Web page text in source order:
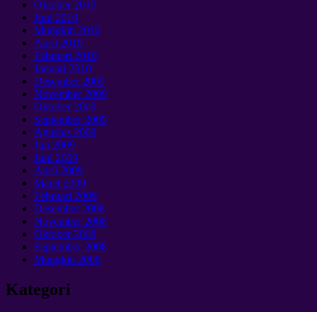
Oktober 2010
Juni 2010
Mungkin 2010
April 2010
Februari 2010
Januari 2010
Desember 2009
November 2009
Oktober 2009
September 2009
Agustus 2009
Juli 2009
Juni 2009
April 2009
Maret 2009
Februari 2009
Desember 2008
November 2008
Oktober 2008
September 2008
Mungkin 2008
Kategori